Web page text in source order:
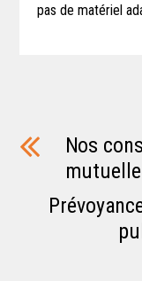
pas de matériel
Nos